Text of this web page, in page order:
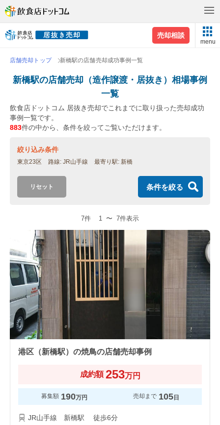
売却相談
menu
店舗売却トップ 新橋駅の店舗売却成功事例一覧
新橋駅の店舗売却（造作譲渡・居抜き）相場事例
一覧
飲食店ドットコム 居抜き売却でこれまでに取り扱った売却成功
事例一覧です。
883件の中から、条件を絞ってご覧いただけます。
絞り込み条件
東京23区 路線 JR山手線 最寄り駅 新橋
リセット 条件を絞る
7件 1 〜 7件表示
港区（新橋駅）の焼鳥の店舗売却事例
成約額 253万円
募集額 190万円 売却まで 105日
JR山手線 新橋駅 徒歩6分